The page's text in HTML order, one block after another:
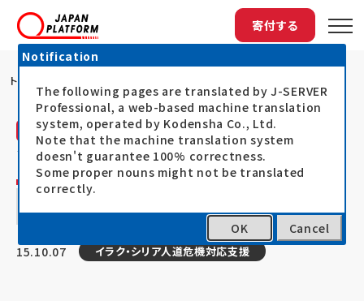
寄付する
トップ
活動レポート
ジェン（JEN） 、ジャパン・プラットフォーム
日本も難民受け入れますか？ーイーウーマ
ン円卓会議、先週より開始
15.10.07 イラク・シリア人道危機対応支援
Notification
The following pages are translated by J-SERVER
Professional, a web-based machine translation
system, operated by Kodensha Co., Ltd.
Note that the machine translation system
doesn't guarantee 100% correctness.
Some proper nouns might not be translated
correctly.
OK Cancel